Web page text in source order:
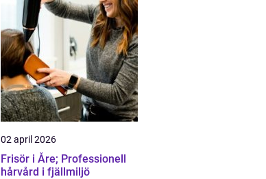
02 april 2026
Frisör i Åre; Professionell
hårvård i fjällmiljö